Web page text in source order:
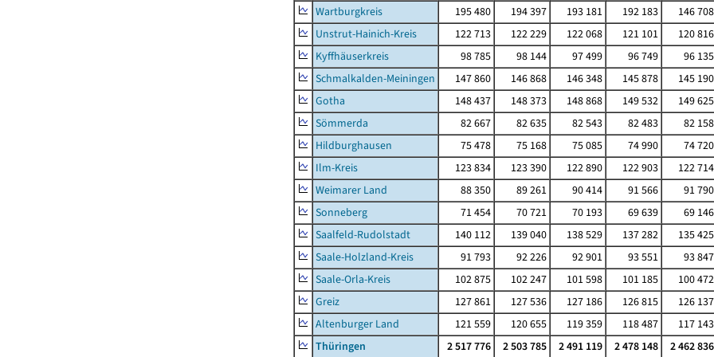
Wartburgkreis 195 480 194 397 193 181 192 183 146 708
Unstrut-Hainich-Kreis
122 713 122 229 122 068 121 101 120 816
Kyffhäuserkreis
98 785 98 144 97 499 96 749 96 135
Schmalkalden-Meiningen
147 860 146 868 146 348 145 878 145 190
Gotha
148 437 148 373 148 868 149 532 149 625
Sömmerda
82 667 82 635 82 543 82 483 82 158
Hildburghausen
75 478 75 168 75 085 74 990 74 720
Ilm-Kreis
123 834 123 390 122 890 122 903 122 714
Weimarer Land
88 350 89 261 90 414 91 566 91 790
Sonneberg
71 454 70 721 70 193 69 639 69 146
Saalfeld-Rudolstadt
140 112 139 040 138 529 137 282 135 425
Saale-Holzland-Kreis
91 793 92 226 92 901 93 551 93 847
Saale-Orla-Kreis
102 875 102 247 101 598 101 185 100 472
Greiz
127 861 127 536 127 186 126 815 126 137
Altenburger Land
121 559 120 655 119 359 118 487 117 143
Thüringen
2 517 776 2 503 785 2 491 119 2 478 148 2 462 836